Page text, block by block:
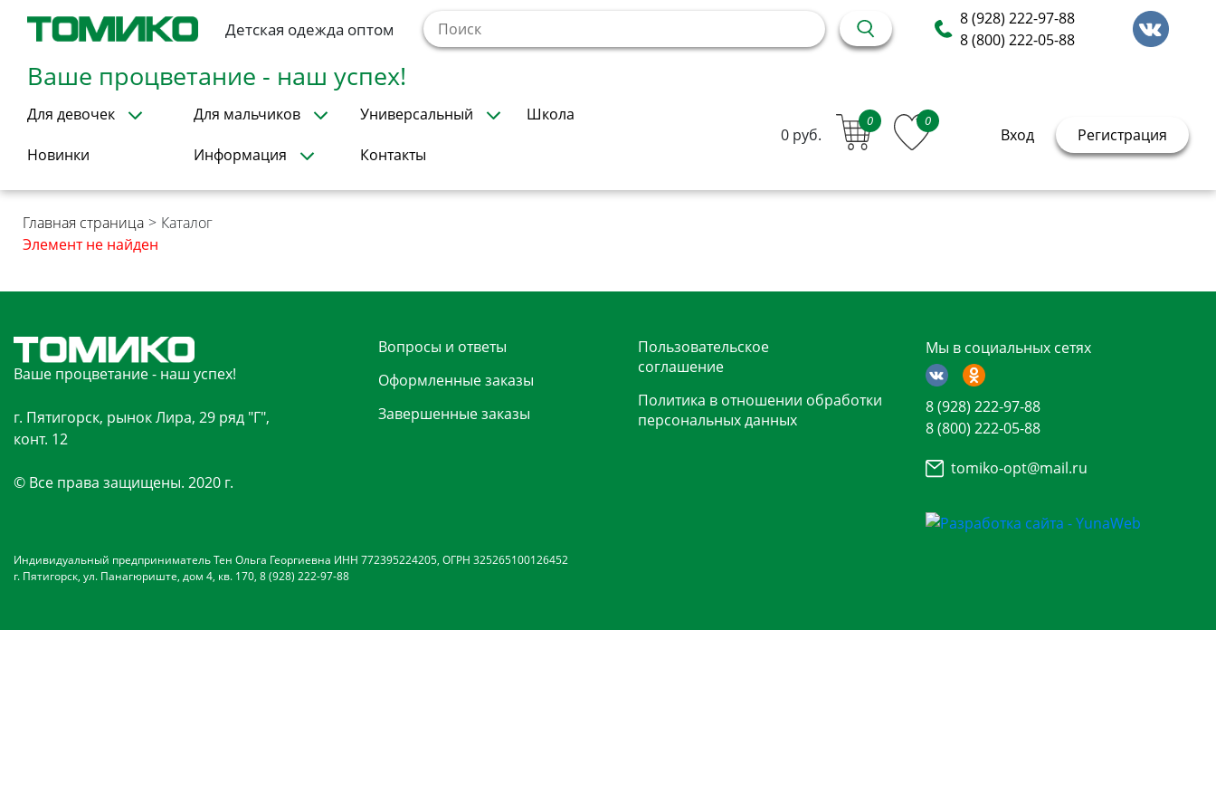
Детская одежда оптом
8 (928) 222-97-88
8 (800) 222-05-88
Ваше процветание - наш успех!
Для девочек Для мальчиков Универсальный Школа
Новинки Информация Контакты
0 руб.
0 0
Вход Регистрация
Главная страница > Каталог
Элемент не найден
Ваше процветание - наш успех!
г. Пятигорск, рынок Лира, 29 ряд "Г",
конт. 12
© Все права защищены. 2020 г.
Вопросы и ответы
Оформленные заказы
Завершенные заказы
Пользовательское
соглашение
Политика в отношении обработки
персональных данных
Мы в социальных сетях
8 (928) 222-97-88
8 (800) 222-05-88
tomiko-opt@mail.ru
Индивидуальный предприниматель Тен Ольга Георгиевна ИНН 772395224205, ОГРН 325265100126452
г. Пятигорск, ул. Панагюриште, дом 4, кв. 170, 8 (928) 222-97-88